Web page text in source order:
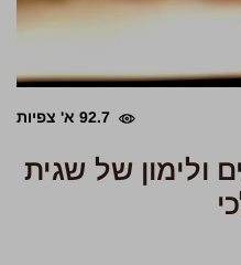
92.7 א' צפיות
ולימון של שגית